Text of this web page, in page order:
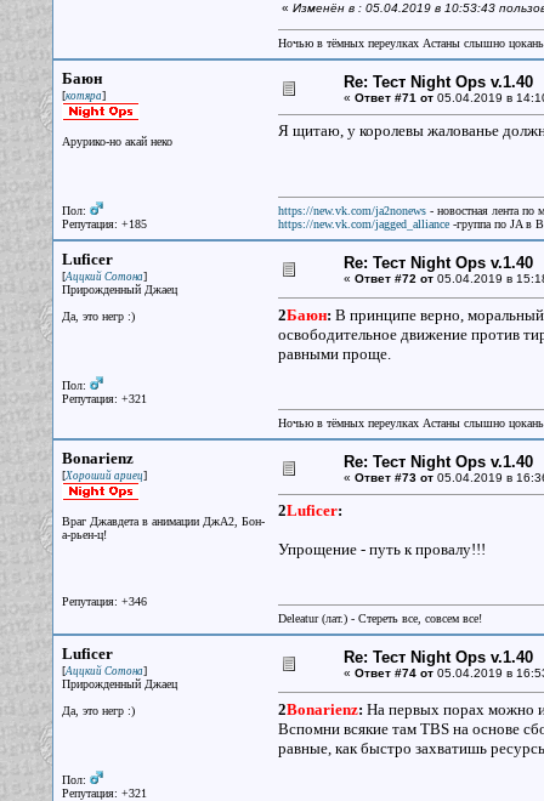
« Изменён в : 05.04.2019 в 10:53:43
Ночью в тёмных переулках Астаны слышно
Баюн
[котяра]
Арурико-но акай неко
Пол:
Репутация: +185
Re: Тест Night Ops v.1.40
« Ответ #71 от05.04.2019 в
Я щитаю, у королевы жалованье
https://new.vk.com/ja2nonews- новостная лента по
https://new.vk.com/jagged_alliance-группа по JA в
Luficer
[Аццкий Сотона]
Прирожденный Джаец
Да, это негр :)
Пол:
Репутация: +321
Re: Тест Night Ops v.1.40
« Ответ #72 от05.04.2019 в
2Баюн: В принципе верно, моральный
освободительное движение против
равными проще.
Ночью в тёмных переулках Астаны слышно
Bonarienz
[Хороший ариец]
Враг Джавдета в анимации ДжА2, Бон-
а-рьен-ц!
Репутация: +346
Re: Тест Night Ops v.1.40
« Ответ #73 от05.04.2019 в
2Luficer:
Упрощение - путь к провалу!!!
Deleatur (лат.) - Стереть все, совсем все!
Luficer
[Аццкий Сотона]
Прирожденный Джаец
Да, это негр :)
Пол:
Репутация: +321
Re: Тест Night Ops v.1.40
« Ответ #74 от05.04.2019 в
2Bonarienz: На первых порах можно
Вспомни всякие там TBS на основе
равные, как быстро захватишь